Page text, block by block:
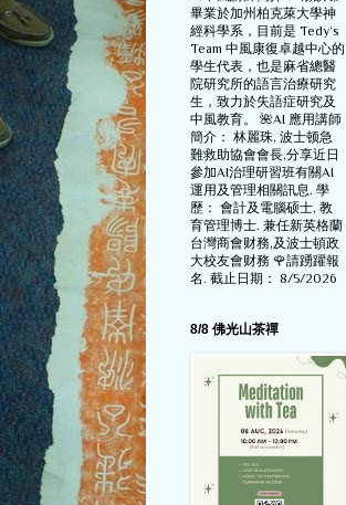
畢業於加州柏克萊大學神
經科學系，目前是 Tedy‘s
Team 中風康復卓越中心的
學生代表，也是麻省總醫
院研究所的語言治療研究
生，致力於失語症研究及
中風教育。 🌺AI 應用講師
簡介： 林麗珠, 波士顿急
難救助協會會長,分享近日
參加AI治理研習班有關AI
運用及管理相關訊息. 學
歷： 會計及電腦硕士, 教
育管理博士. 兼任新英格蘭
台灣商會财務,及波士頓政
大校友會财務 🌹請踴躍報
名. 截止日期： 8/5/2026
8/8 佛光山茶禪